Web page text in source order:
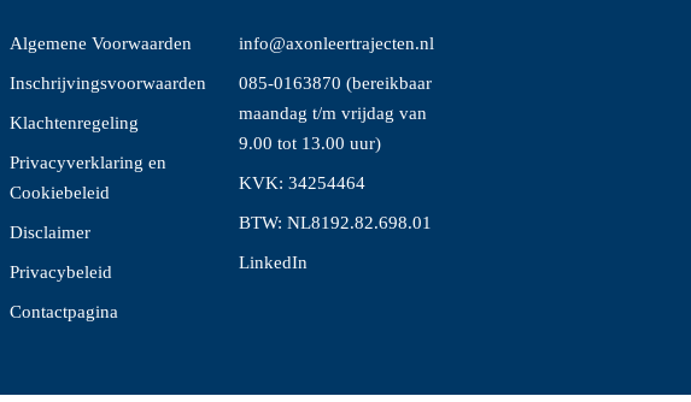
Algemene Voorwaarden
Inschrijvingsvoorwaarden
Klachtenregeling
Privacyverklaring en
Cookiebeleid
Disclaimer
Privacybeleid
Contactpagina
info@axonleertrajecten.nl
085-0163870 (bereikbaar
maandag t/m vrijdag van
9.00 tot 13.00 uur)
KVK: 34254464
BTW: NL8192.82.698.01
LinkedIn